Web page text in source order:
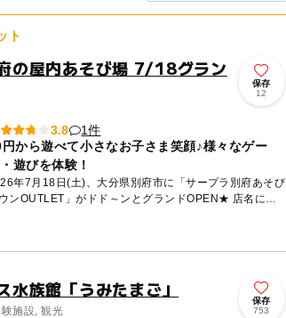
ト
の屋内あそび場 7/18グラン
保存
12
3.8
1件
円から遊べて小さなお子さま笑顔♪様々なゲー
遊びを体験！
年7月18日(土)、大分県別府市に「サープラ別府あそび
ンOUTLET」がドド～ンとグランドOPEN★ 店名にあ
水族館「うみたまご」
施設, 観光
保存
753